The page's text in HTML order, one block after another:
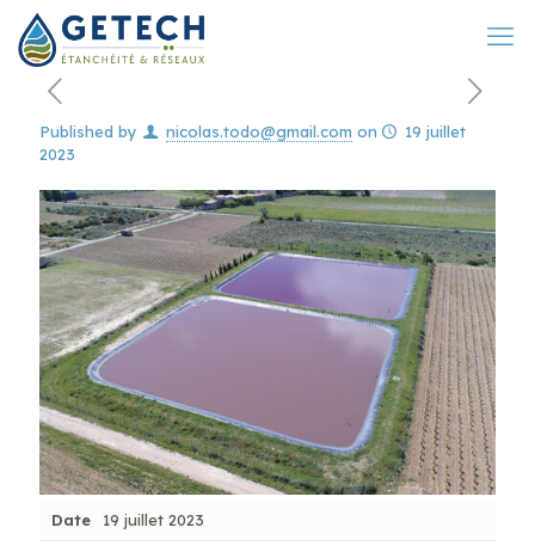
Published by nicolas.todo@gmail.com on
19 juillet
2023
Date 19 juillet 2023